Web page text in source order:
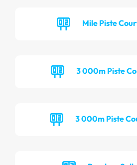
Mile Piste
3 000m Piste
3 000m Piste